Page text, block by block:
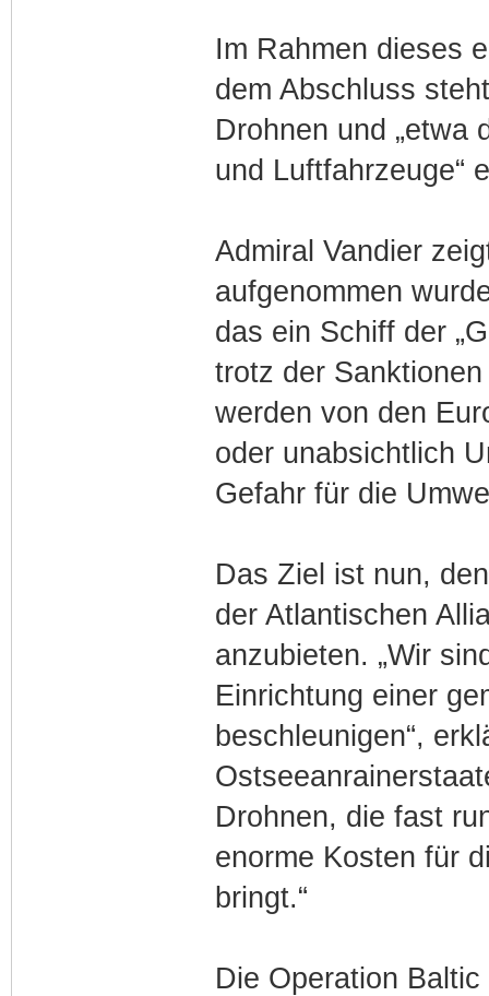
Im Rahmen dieses
dem Abschluss
Drohnen und „etwa
und Luftfahrzeuge“
Admiral Vandier
aufgenommen
das ein Schiff der
trotz der
werden von den
oder unabsichtlich
Gefahr für die
Das Ziel ist nun,
der Atlantischen
anzubieten. „Wir
Einrichtung einer
beschleunigen“,
Drohnen, die fast
enorme Kosten für
bringt.“
Die Operation